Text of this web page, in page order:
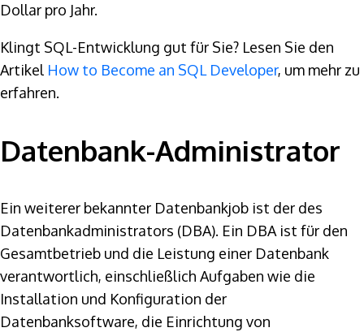
Dollar pro Jahr.
Klingt SQL-Entwicklung gut für Sie? Lesen Sie den
Artikel How to Become an SQL Developer, um mehr zu
erfahren.
Datenbank-Administrator
Ein weiterer bekannter Datenbankjob ist der des
Datenbankadministrators (DBA). Ein DBA ist für den
Gesamtbetrieb und die Leistung einer Datenbank
verantwortlich, einschließlich Aufgaben wie die
Installation und Konfiguration der
Datenbanksoftware, die Einrichtung von